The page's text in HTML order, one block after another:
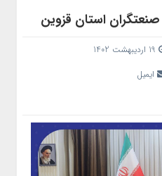
استان قزوین
ایمیل